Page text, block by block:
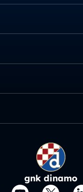
gnk dinamo